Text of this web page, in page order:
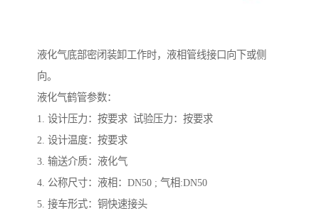
液化气底部密闭装卸工作时，液相管线接口向下或侧
向。
液化气鹤管参数：
1. 设计压力：按要求 试验压力：按要求
2. 设计温度：按要求
3. 输送介质：液化气
4. 公称尺寸：液相：DN50 ; 气相:DN50
5. 接车形式：铜快速接头